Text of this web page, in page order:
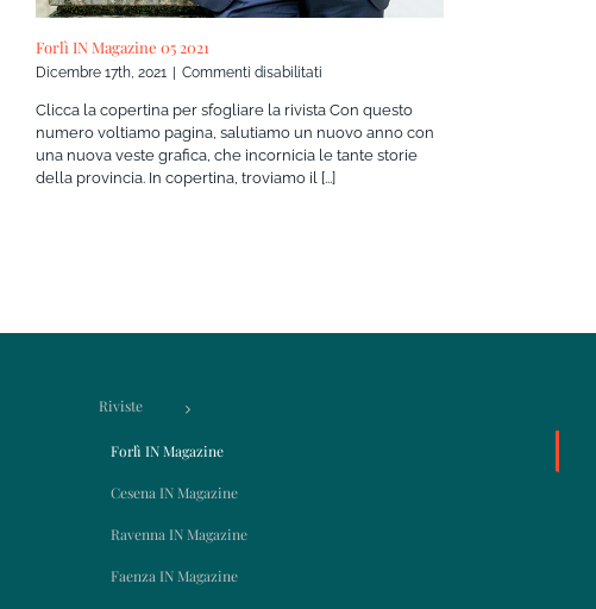
Forlì IN Magazine 05 2021
Dicembre 17th, 2021 Commenti disabilitati
IN
Magazine
05
2021
Clicca la copertina per sfogliare la rivista Con questo
numero voltiamo pagina, salutiamo un nuovo anno con
una nuova veste grafica, che incornicia le tante storie
della provincia. In copertina, troviamo il [...]
Riviste
Forlì IN Magazine
Cesena IN Magazine
Ravenna IN Magazine
Faenza IN Magazine